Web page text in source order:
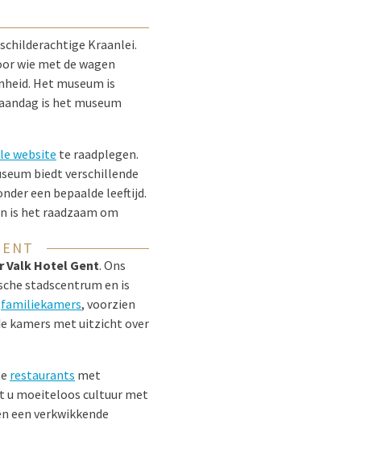
Kraanlei.
wie met de wagen
Het museum is
is het museum
website te raadplegen.
biedt verschillende
een bepaalde leeftijd.
is het raadzaam om
Valk Hotel Gent. Ons
stadscentrum en is
familiekamers, voorzien
kamers met uitzicht over
restaurants met
u moeiteloos cultuur met
een verkwikkende